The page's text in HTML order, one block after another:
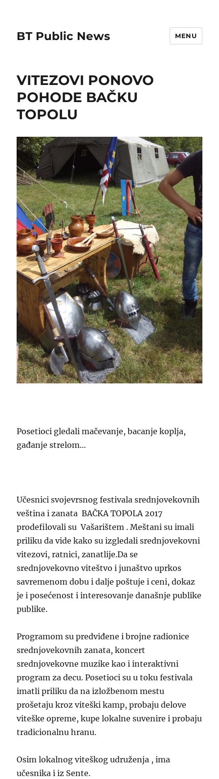
BT Public News MENU
VITEZOVI PONOVO
POHODE BAČKU
TOPOLU
Posetioci gledali mačevanje, bacanje koplja,
gađanje strelom…
Učesnici svojevrsnog festivala srednjovekovnih
veština i zanata BAČKA TOPOLA 2017
prodefilovali su Vašarištem . Meštani su imali
priliku da vide kako su izgledali srednjovekovni
vitezovi, ratnici, zanatlije.Da se
srednjovekovno viteštvo i junaštvo uprkos
savremenom dobu i dalje poštuje i ceni, dokaz
je i posećenost i interesovanje današnje publike
publike.
Programom su predviđene i brojne radionice
srednjovekovnih zanata, koncert
srednjovekovne muzike kao i interaktivni
program za decu. Posetioci su u toku festivala
imatli priliku da na izložbenom mestu
prošetaju kroz viteški kamp, probaju delove
viteške opreme, kupe lokalne suvenire i probaju
tradicionalnu hranu.
Osim lokalnog viteškog udruženja , ima
učesnika i iz Sente.